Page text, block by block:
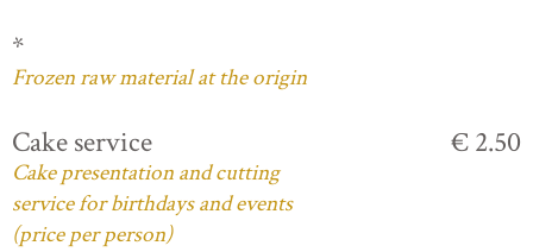
*
Frozen raw material at the origin
Cake service
Cake presentation and cutting
service for birthdays and events
(price per person)
€ 2.50